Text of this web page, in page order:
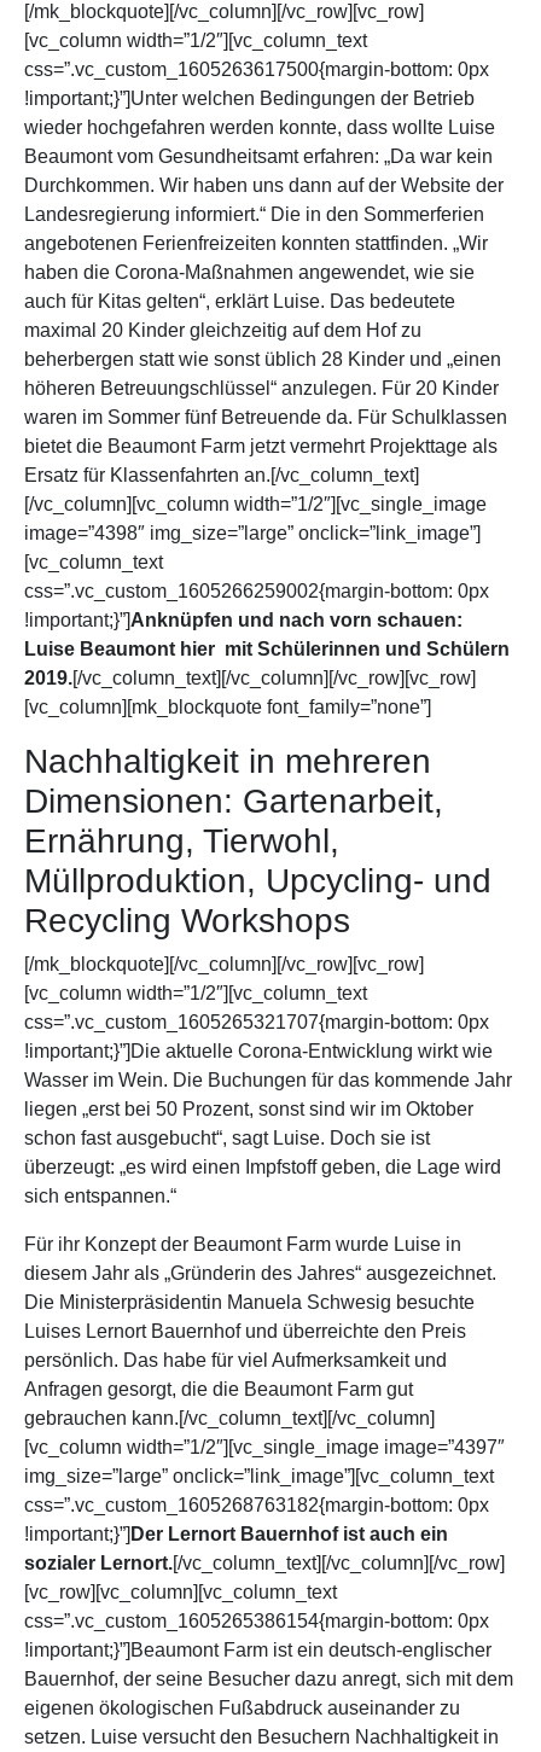
[/mk_blockquote][/vc_column][/vc_row][vc_row]
[vc_column width=”1/2″][vc_column_text
css=”.vc_custom_1605263617500{margin-bottom: 0px
!important;}”]Unter welchen Bedingungen der Betrieb
wieder hochgefahren werden konnte, dass wollte Luise
Beaumont vom Gesundheitsamt erfahren: „Da war kein
Durchkommen. Wir haben uns dann auf der Website der
Landesregierung informiert.“ Die in den Sommerferien
angebotenen Ferienfreizeiten konnten stattfinden. „Wir
haben die Corona-Maßnahmen angewendet, wie sie
auch für Kitas gelten“, erklärt Luise. Das bedeutete
maximal 20 Kinder gleichzeitig auf dem Hof zu
beherbergen statt wie sonst üblich 28 Kinder und „einen
höheren Betreuungschlüssel“ anzulegen. Für 20 Kinder
waren im Sommer fünf Betreuende da. Für Schulklassen
bietet die Beaumont Farm jetzt vermehrt Projekttage als
Ersatz für Klassenfahrten an.[/vc_column_text]
[/vc_column][vc_column width=”1/2″][vc_single_image
image=”4398″ img_size=”large” onclick=”link_image”]
[vc_column_text
css=”.vc_custom_1605266259002{margin-bottom: 0px
!important;}”]Anknüpfen und nach vorn schauen:
Luise Beaumont hier mit Schülerinnen und Schülern
2019.[/vc_column_text][/vc_column][/vc_row][vc_row]
[vc_column][mk_blockquote font_family=”none”]
Nachhaltigkeit in mehreren
Dimensionen: Gartenarbeit,
Ernährung, Tierwohl,
Müllproduktion, Upcycling- und
Recycling Workshops
[/mk_blockquote][/vc_column][/vc_row][vc_row]
[vc_column width=”1/2″][vc_column_text
css=”.vc_custom_1605265321707{margin-bottom: 0px
!important;}”]Die aktuelle Corona-Entwicklung wirkt wie
Wasser im Wein. Die Buchungen für das kommende Jahr
liegen „erst bei 50 Prozent, sonst sind wir im Oktober
schon fast ausgebucht“, sagt Luise. Doch sie ist
überzeugt: „es wird einen Impfstoff geben, die Lage wird
sich entspannen.“
Für ihr Konzept der Beaumont Farm wurde Luise in
diesem Jahr als „Gründerin des Jahres“ ausgezeichnet.
Die Ministerpräsidentin Manuela Schwesig besuchte
Luises Lernort Bauernhof und überreichte den Preis
persönlich. Das habe für viel Aufmerksamkeit und
Anfragen gesorgt, die die Beaumont Farm gut
gebrauchen kann.[/vc_column_text][/vc_column]
[vc_column width=”1/2″][vc_single_image image=”4397″
img_size=”large” onclick=”link_image”][vc_column_text
css=”.vc_custom_1605268763182{margin-bottom: 0px
!important;}”] Der Lernort Bauernhof ist auch ein
sozialer Lernort.[/vc_column_text][/vc_column][/vc_row]
[vc_row][vc_column][vc_column_text
css=”.vc_custom_1605265386154{margin-bottom: 0px
!important;}”]Beaumont Farm ist ein deutsch-englischer
Bauernhof, der seine Besucher dazu anregt, sich mit dem
eigenen ökologischen Fußabdruck auseinander zu
setzen. Luise versucht den Besuchern Nachhaltigkeit in